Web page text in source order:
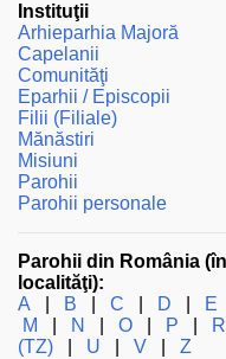
Instituţii
Arhieparhia Majoră
Capelanii
Comunităţi
Eparhii / Episcopii
Filii (Filiale)
Mănăstiri
Misiuni
Parohii
Parohii personale
Parohii din România
localităţi):
A
B C D E
M
N O P R
(TZ)
U V Z